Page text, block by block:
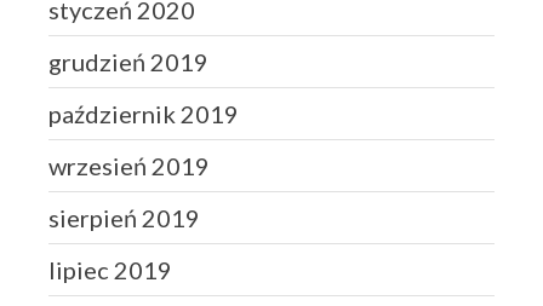
styczeń 2020
grudzień 2019
październik 2019
wrzesień 2019
sierpień 2019
lipiec 2019